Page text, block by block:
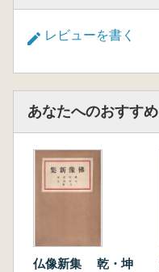
レビューを書く
あなたへのおすすめ
仏像新集 乾・坤